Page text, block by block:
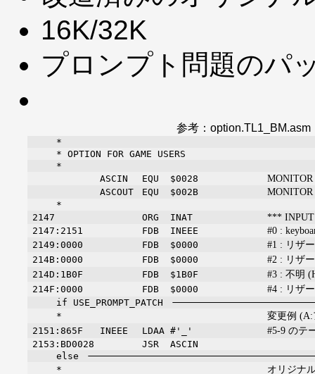
16K/32K
プロンプト問題のパ
参考：option.TL1_BM.asm
*
* OPTION FOR GAME USERS
*
ASCIN
EQU $0028 MONITOR
ASCOUT EQU $002B MONITOR
*
2147
ORG INAT *** INPUT
2147:2151 FDB INEEE #0 :
2149:0000 FDB $0000 #1 : リザ
214B:0000 FDB $0000 #2 : リザ
214D:1B0F FDB $1B0F #3 : 不明
214F:0000 FDB $0000 #4 : リザ
if USE_PROMPT_PATCH
*
変更例
2151:865F INEEE LDAA #'_' #5-9 のテ
2153:BD0028 JSR
ASCIN
else
*
オリジナ